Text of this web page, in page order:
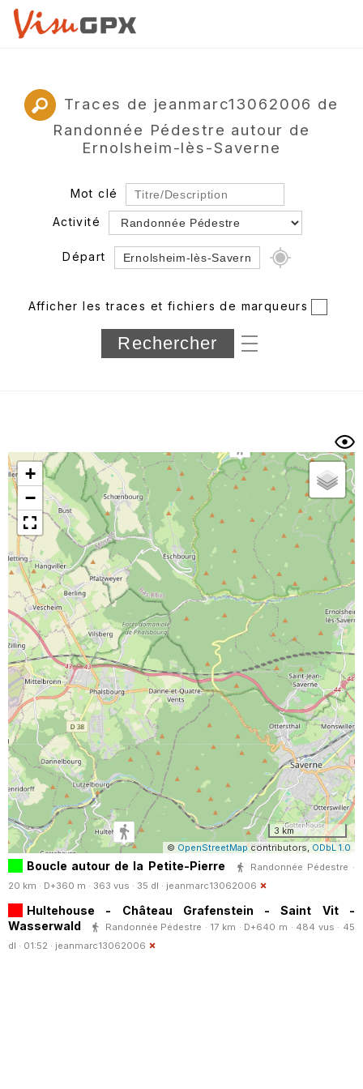
Traces de jeanmarc13062006 de
Randonnée Pédestre autour de
Ernolsheim-lès-Saverne
Mot clé
Activité
Départ
Département
Longueur min/max
Trier par
Horodatage Photos
Afficher les traces et fichiers de marqueurs
+
−
3 km
© OpenStreetMap contributors, ODbL 1.0
Boucle autour de la Petite-Pierre
Randonnée Pédestre ·
20 km · D+360 m · 363 vus · 35 dl · jeanmarc13062006
Hultehouse - Château Grafenstein - Saint Vit -
Wasserwald
Randonnée Pédestre · 17 km · D+640 m · 484 vus · 45
dl · 01:52 · jeanmarc13062006